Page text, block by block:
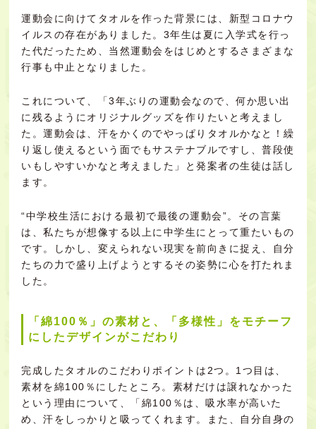
運動会に向けてタオルを作った背景には、新型コロナウ
イルスの存在がありました。3年生は夏に入学式を行っ
た代だったため、当然運動会をはじめとするさまざまな
行事も中止となりました。
これについて、「3年ぶりの運動会なので、何か思い出
に残るようにオリジナルグッズを作りたいと考えまし
た。運動会は、汗をかくのでやっぱりタオルかなと！繰
り返し使えるという面でもサステナブルですし、普段使
いもしやすいかなと考えました」と発案者の生徒は話し
ます。
“中学校生活における最初で最後の運動会”。その言葉
は、私たちが想像する以上に中学生にとって重たいもの
です。しかし、変えられない現実を前向きに捉え、自分
たちの力で盛り上げようとするその姿勢に心を打たれま
した。
「綿100％」の素材と、「多様性」をモチーフ
にしたデザインがこだわり
完成したタオルのこだわりポイントは2つ。1つ目は、
素材を綿100％にしたところ。素材だけは譲れなかった
という理由について、「綿100％は、吸水率が高いた
め、汗をしっかりと吸ってくれます。また、自分自身の